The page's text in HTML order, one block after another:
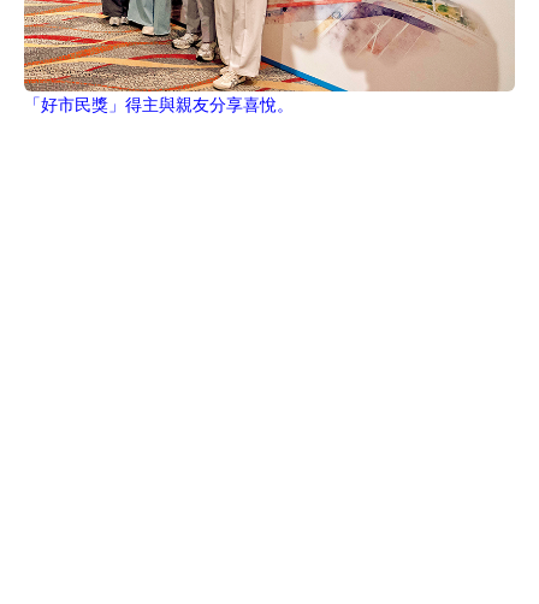
「好市民獎」得主與親友分享喜悅。